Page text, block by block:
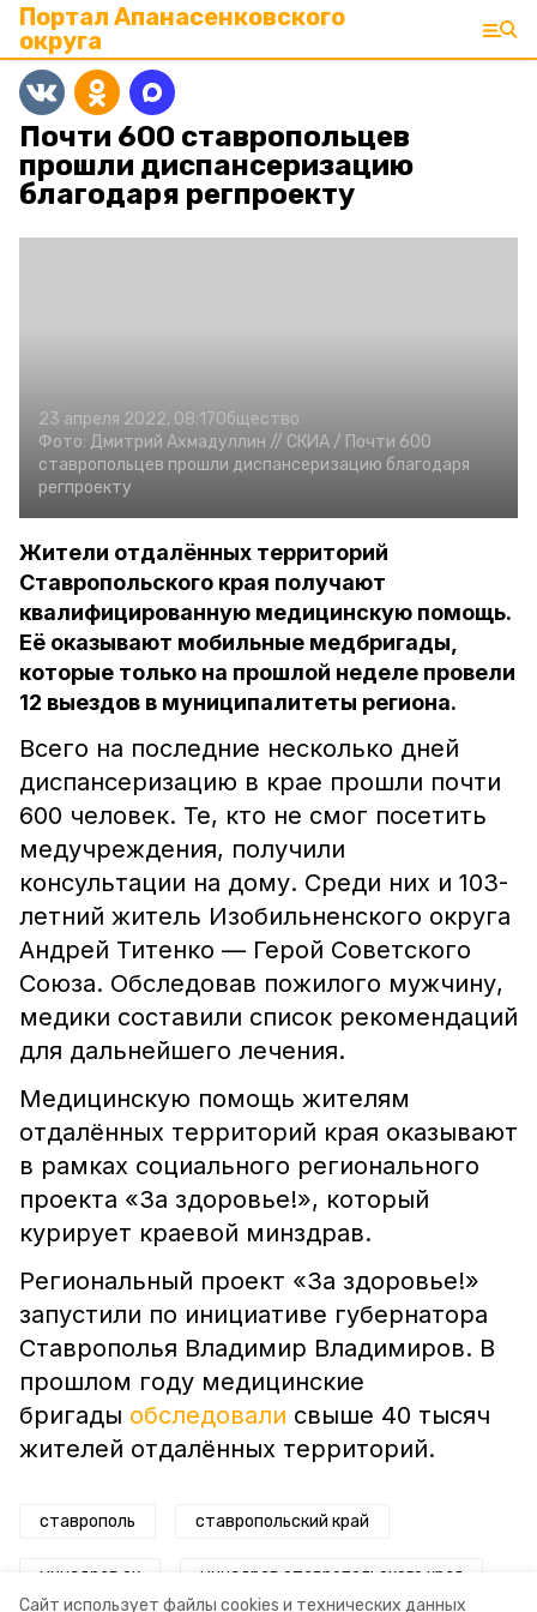
Сайт использует файлы cookies и технических данных
Портал Апанасенковского
округа
Почти 600 ставропольцев
прошли диспансеризацию
благодаря регпроекту
23 апреля 2022, 08:17Общество
Фото: Дмитрий Ахмадуллин // СКИА / Почти 600
ставропольцев прошли диспансеризацию благодаря
регпроекту
Жители отдалённых территорий
Ставропольского края получают
квалифицированную медицинскую помощь.
Её оказывают мобильные медбригады,
которые только на прошлой неделе провели
12 выездов в муниципалитеты региона.
Всего на последние несколько дней
диспансеризацию в крае прошли почти
600 человек. Те, кто не смог посетить
медучреждения, получили
консультации на дому. Среди них и 103-
летний житель Изобильненского округа
Андрей Титенко –– Герой Советского
Союза. Обследовав пожилого мужчину,
медики составили список рекомендаций
для дальнейшего лечения.
Медицинскую помощь жителям
отдалённых территорий края оказывают
в рамках социального регионального
проекта «За здоровье!», который
курирует краевой минздрав.
Региональный проект «За здоровье!»
запустили по инициативе губернатора
Ставрополья Владимир Владимиров. В
прошлом году медицинские
бригады обследовали свыше 40 тысяч
жителей отдалённых территорий.
ставрополь ставропольский край
минздрав ск минздрав ставропольского края